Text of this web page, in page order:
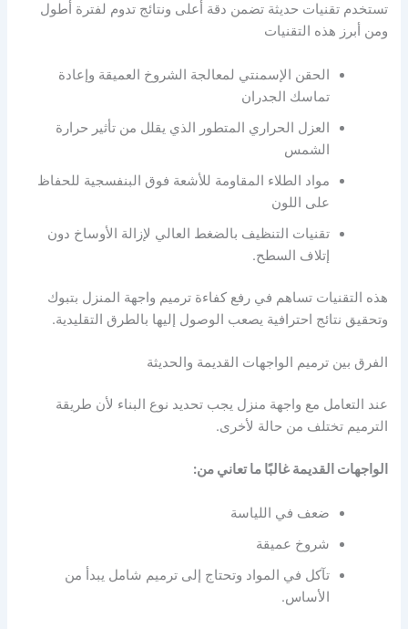
تستخدم تقنيات حديثة تضمن دقة أعلى ونتائج تدوم لفترة أطول
ومن أبرز هذه التقنيات
الحقن الإسمنتي لمعالجة الشروخ العميقة وإعادة
تماسك الجدران
العزل الحراري المتطور الذي يقلل من تأثير حرارة
الشمس
مواد الطلاء المقاومة للأشعة فوق البنفسجية للحفاظ
على اللون
تقنيات التنظيف بالضغط العالي لإزالة الأوساخ دون
إتلاف السطح.
هذه التقنيات تساهم في رفع كفاءة ترميم واجهة المنزل بتبوك
وتحقيق نتائج احترافية يصعب الوصول إليها بالطرق التقليدية.
الفرق بين ترميم الواجهات القديمة والحديثة
عند التعامل مع واجهة منزل يجب تحديد نوع البناء لأن طريقة
الترميم تختلف من حالة لأخرى.
الواجهات القديمة غالبًا ما تعاني من:
ضعف في اللياسة
شروخ عميقة
تآكل في المواد وتحتاج إلى ترميم شامل يبدأ من
الأساس.